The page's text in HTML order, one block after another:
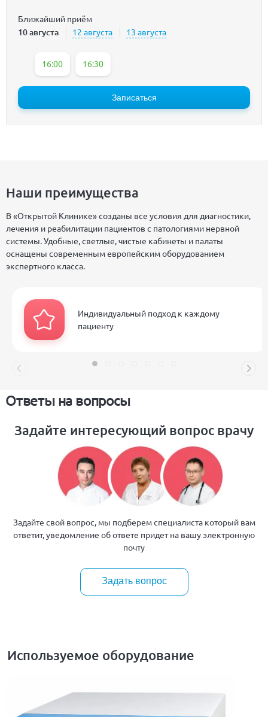
Ближайший приём
10 августа 12 августа 13 августа
16:00 16:30
Записаться
Ответы на вопросы
Задайте интересующий вопрос врачу
Задайте свой вопрос, мы подберем специалиста который вам
ответит, уведомление об ответе придет на вашу электронную
почту
Задать вопрос
Используемое оборудование
Наши преимущества
В «Открытой Клинике» созданы все условия для диагностики,
лечения и реабилитации пациентов с патологиями нервной
системы. Удобные, светлые, чистые кабинеты и палаты
оснащены современным европейским оборудованием
экспертного класса.
Индивидуальный подход к каждому
пациенту